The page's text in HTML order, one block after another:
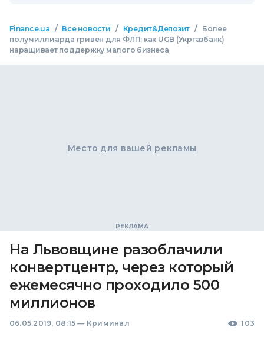
Finance.ua / Все новости / Кредит&Депозит /
Более
полумиллиарда гривен для ФЛП: как UGB (Укргазбанк)
наращивает поддержку малого бизнеса
Место для вашей рекламы
На Львовщине разоблачили
конвертцентр, через который
ежемесячно проходило 500
миллионов
06.05.2019, 08:15 — Криминал 103